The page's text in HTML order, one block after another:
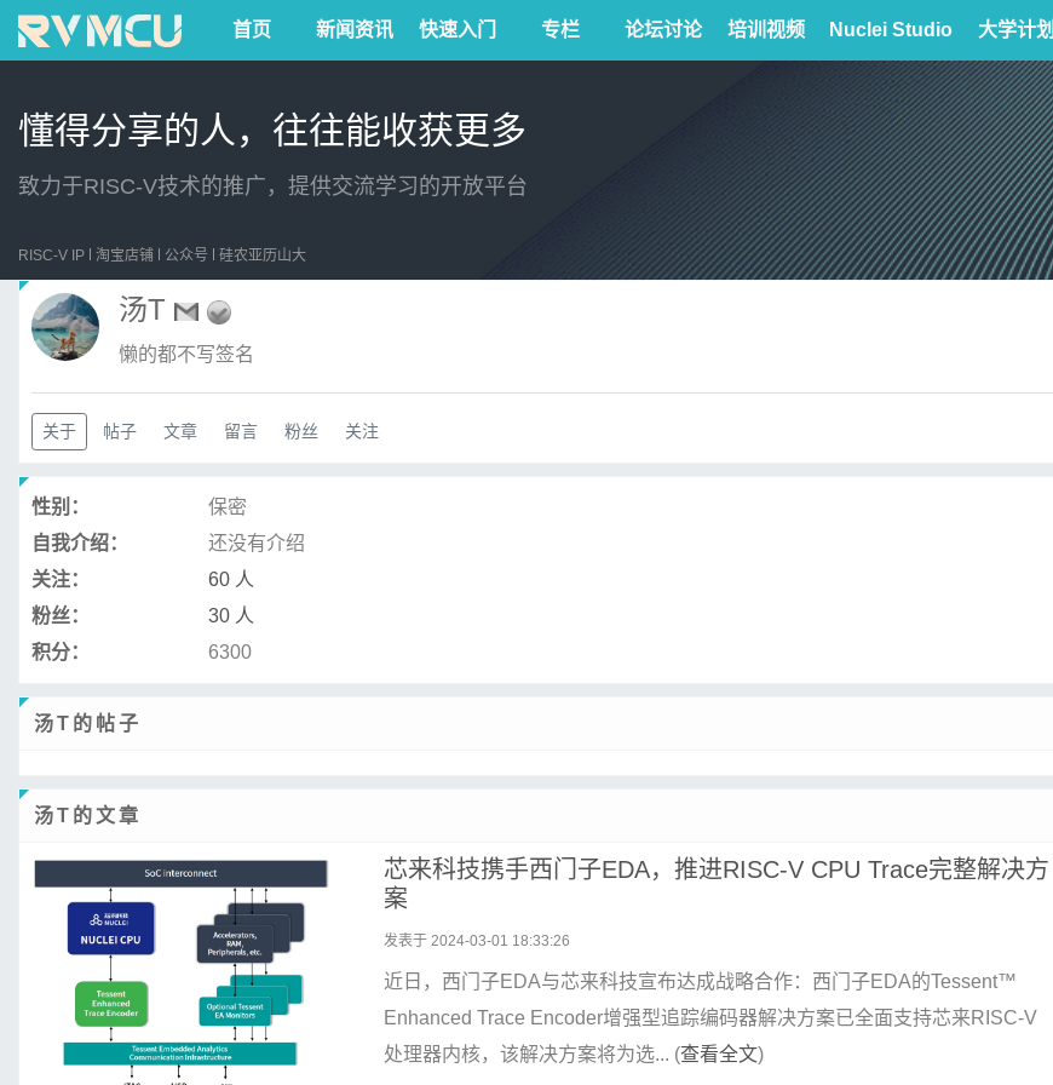
首页 新闻资讯 快速入门 专栏 论坛讨论 培训视频 Nuclei Studio 大学计划
懂得分享的人，往往能收获更多
致力于RISC-V技术的推广，提供交流学习的开放平台
RISC-V IP 淘宝店铺 公众号 硅农亚历山大
汤T
懒的都不写签名
关于 帖子 文章 留言 粉丝 关注
性别：
保密
自我介绍：
还没有介绍
关注：
60 人
粉丝：
30 人
积分：
6300
汤T的帖子
汤T的文章
芯来科技携手西门子EDA，推进RISC-V CPU Trace完整解决方
案
发表于 2024-03-01 18:33:26
近日，西门子EDA与芯来科技宣布达成战略合作：西门子EDA的Tessent™
Enhanced Trace Encoder增强型追踪编码器解决方案已全面支持芯来RISC-V
处理器内核，该解决方案将为选... (查看全文)